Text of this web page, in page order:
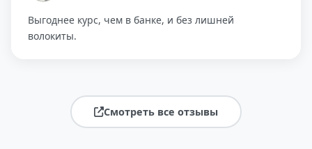
Выгоднее курс, чем в банке, и без лишней
волокиты.
Смотреть все отзывы